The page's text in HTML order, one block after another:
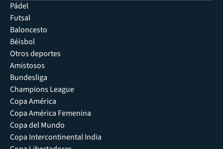
Pádel
Futsal
Baloncesto
Béisbol
Otros deportes
Amistosos
Bundesliga
Champions League
Copa América
Copa América Femenina
Copa del Mundo
Copa Intercontinental India